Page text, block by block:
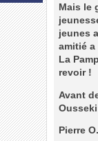
Mais le
jeunes
amitié
La
revoir !
Avant
Pierre O.